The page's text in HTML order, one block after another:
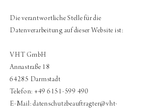
Die verantwortliche Stelle für die
Datenverarbeitung auf dieser Website ist:
VHT GmbH
Annastraße 18
64285 Darmstadt
Telefon: +49 6151-599 490
E-Mail: datenschutzbeauftragter@vht-